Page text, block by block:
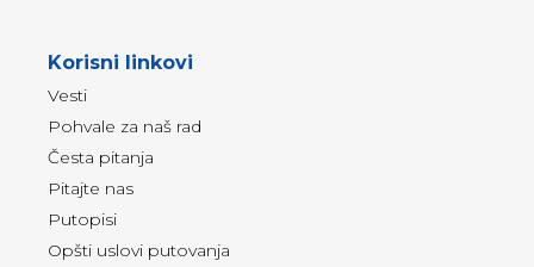
Korisni linkovi
Vesti
Pohvale za naš rad
Česta pitanja
Pitajte nas
Putopisi
Opšti uslovi putovanja